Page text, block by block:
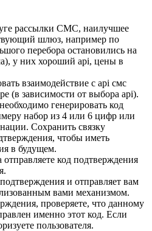
рассылки СМС, наилучшее
шлюз, например по
перебора остановились на
у них хороший api, цены в
взаимодействие с api смс
(в зависимости от выбора api).
генерировать код
набор из 4 или 6 цифр или
Сохранить связку
чтобы иметь
в будущем.
код подтверждения
и отправляет вам
вами механизмом.
проверяете, что данному
именно этот код. Если
пользователя.